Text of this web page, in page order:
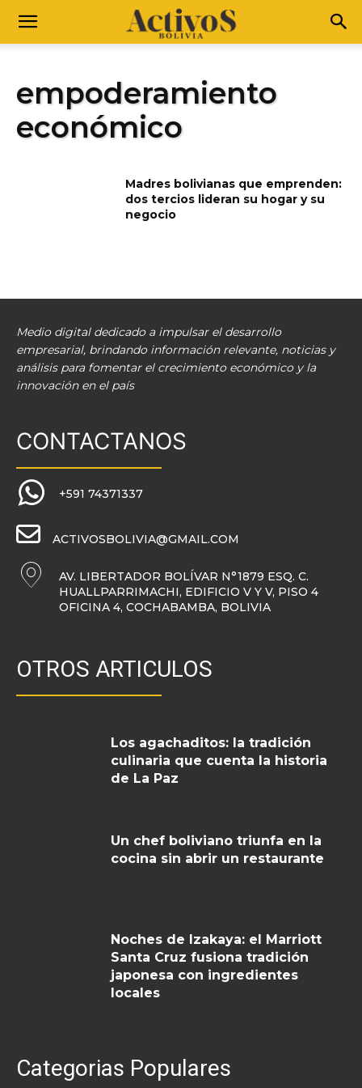
empoderamiento
económico
Madres bolivianas que emprenden:
dos tercios lideran su hogar y su
negocio
Medio digital dedicado a impulsar el desarrollo
empresarial, brindando información relevante, noticias y
análisis para fomentar el crecimiento económico y la
innovación en el país
CONTACTANOS
+591 74371337
ACTIVOSBOLIVIA@GMAIL.COM
AV. LIBERTADOR BOLÍVAR N°1879 ESQ. C.
HUALLPARRIMACHI, EDIFICIO V Y V, PISO 4
OFICINA 4, COCHABAMBA, BOLIVIA
OTROS ARTICULOS
Los agachaditos: la tradición
culinaria que cuenta la historia
de La Paz
Un chef boliviano triunfa en la
cocina sin abrir un restaurante
Noches de Izakaya: el Marriott
Santa Cruz fusiona tradición
japonesa con ingredientes
locales
Categorias Populares